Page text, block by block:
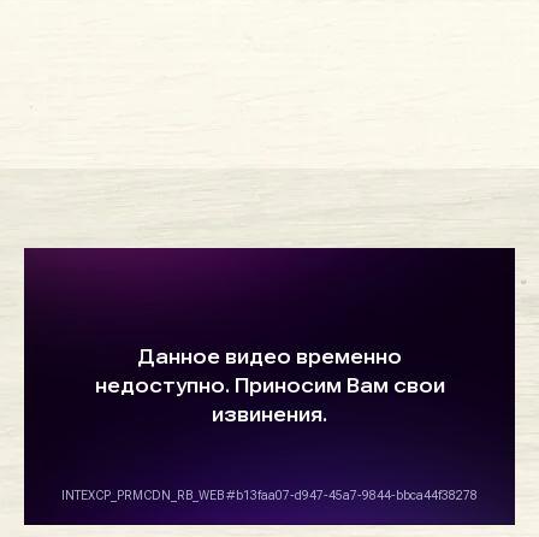
КОНТАКТЫ